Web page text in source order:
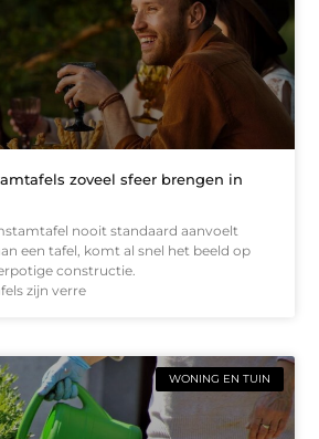
zoveel sfeer brengen in
nooit standaard aanvoelt
een tafel, komt al snel het beeld op
constructie.
zijn verre
WONING EN TUIN